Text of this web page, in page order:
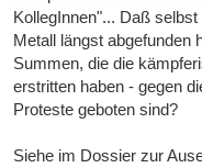
KollegInnen"... Daß
Metall längst abgefunden
Summen, die die
erstritten haben - gegen
Proteste geboten sind?
Siehe im Dossier zur